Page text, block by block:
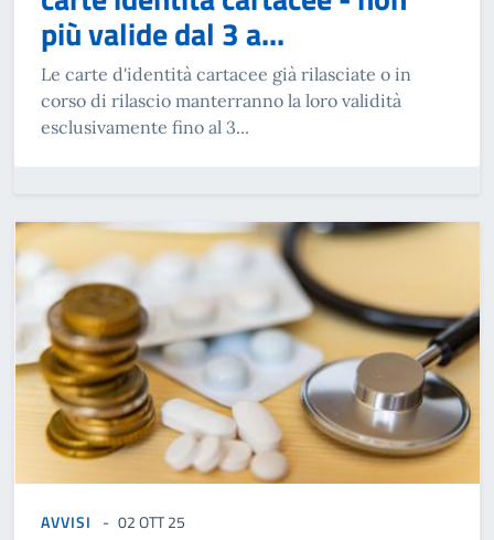
più valide dal 3 a...
Le carte d'identità cartacee già rilasciate o in
corso di rilascio manterranno la loro validità
esclusivamente fino al 3...
AVVISI 02 OTT 25